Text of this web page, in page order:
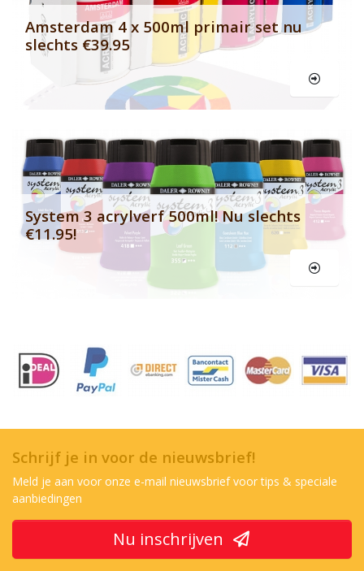
Amsterdam 4 x 500ml primair set nu
slechts €39.95
System 3 acrylverf 500ml! Nu slechts
€11.95!
Schrijf je in voor de nieuwsbrief!
Meld je aan voor onze e-mail nieuwsbrief voor tips & speciale
aanbiedingen
Nu inschrijven